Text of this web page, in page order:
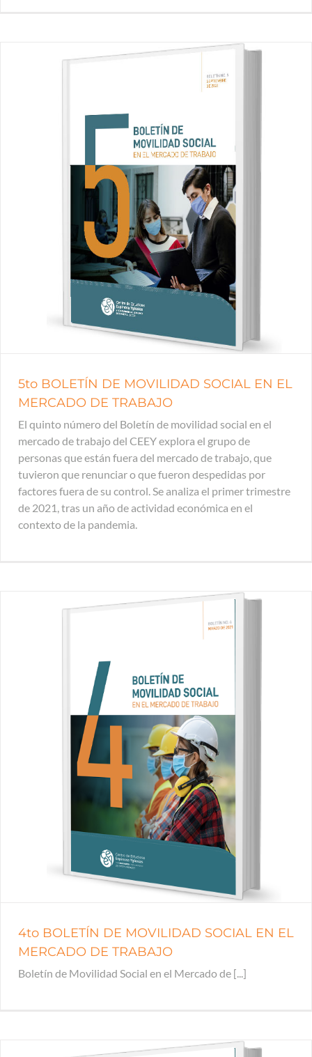
5to BOLETÍN DE MOVILIDAD SOCIAL EN EL
MERCADO DE TRABAJO
El quinto número del Boletín de movilidad social en el
mercado de trabajo del CEEY explora el grupo de
personas que están fuera del mercado de trabajo, que
tuvieron que renunciar o que fueron despedidas por
factores fuera de su control. Se analiza el primer trimestre
de 2021, tras un año de actividad económica en el
contexto de la pandemia.
4to BOLETÍN DE MOVILIDAD SOCIAL EN EL
MERCADO DE TRABAJO
Boletín de Movilidad Social en el Mercado de [...]